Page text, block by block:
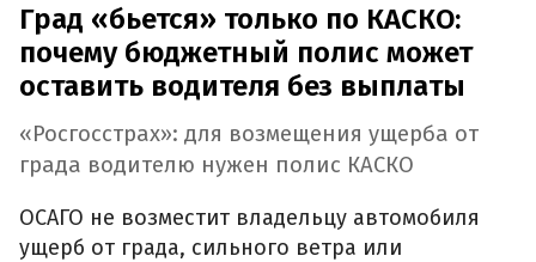
Град «бьется» только по КАСКО:
почему бюджетный полис может
оставить водителя без выплаты
«Росгосстрах»: для возмещения ущерба от
града водителю нужен полис КАСКО
ОСАГО не возместит владельцу автомобиля
ущерб от града, сильного ветра или